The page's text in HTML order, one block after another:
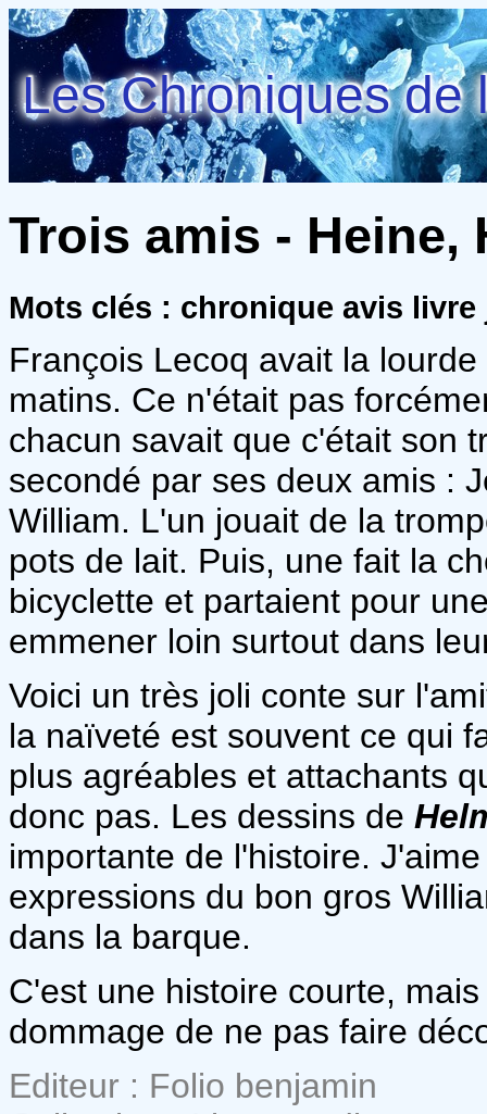
Les Chroniques de
Trois amis - Heine,
Mots clés : chronique avis
François Lecoq avait la
matins. Ce n'était pas
chacun savait que c'était son
secondé par ses deux amis :
William. L'un jouait de la
pots de lait. Puis, une fait la
bicyclette et partaient pour
emmener loin surtout dans
Voici un très joli conte sur
la naïveté est souvent ce qui
plus agréables et attachants
donc pas. Les dessins de
importante de l'histoire.
expressions du bon gros
dans la barque.
C'est une histoire courte,
dommage de ne pas faire
Editeur : Folio benjamin